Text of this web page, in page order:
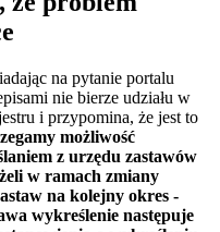
na pytanie portalu
nie bierze udziału w
i przypomina, że jest to
możliwość
z urzędu zastawów
w ramach zmiany
na kolejny okres -
wykreślenie następuje